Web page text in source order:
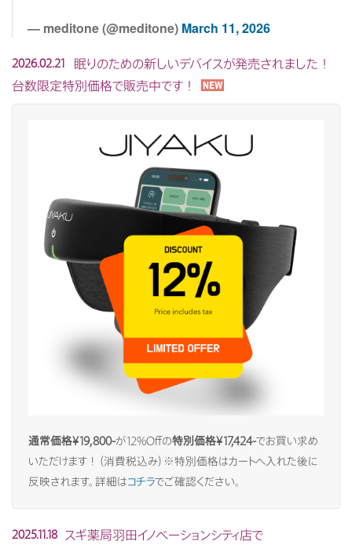
— meditone (@meditone) March 11, 2026
2026.02.21
眠りのための新しいデバイスが発売されました！
台数限定特別価格で販売中です！
通常価格¥19,800-が12%Offの特別価格¥17,424-でお買い求め
いただけます！（消費税込み）※特別価格はカートへ入れた後に
反映されます。詳細はコチラでご確認ください。
2025.11.18 スギ薬局羽田イノベーションシティ店で